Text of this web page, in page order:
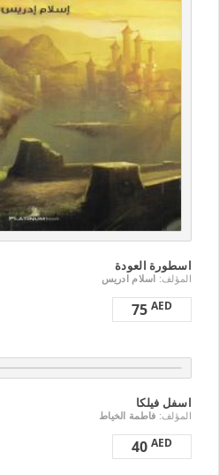
اسطورة العودة
المؤلف: اسلام ادريس
75 AED
اسفل فيلكا
المؤلف: فاطمة الخياط
40 AED